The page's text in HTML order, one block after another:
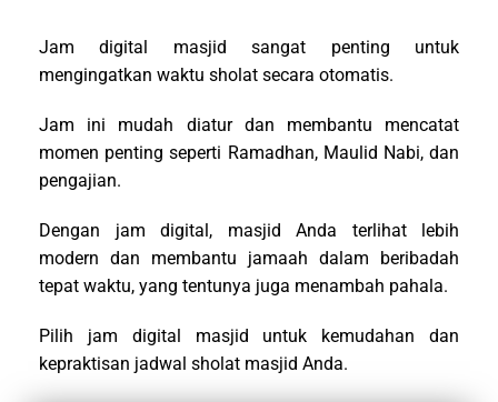
Jam digital masjid sangat penting untuk
mengingatkan waktu sholat secara otomatis.
Jam ini mudah diatur dan membantu mencatat
momen penting seperti Ramadhan, Maulid Nabi, dan
pengajian.
Dengan jam digital, masjid Anda terlihat lebih
modern dan membantu jamaah dalam beribadah
tepat waktu, yang tentunya juga menambah pahala.
Pilih jam digital masjid untuk kemudahan dan
kepraktisan jadwal sholat masjid Anda.